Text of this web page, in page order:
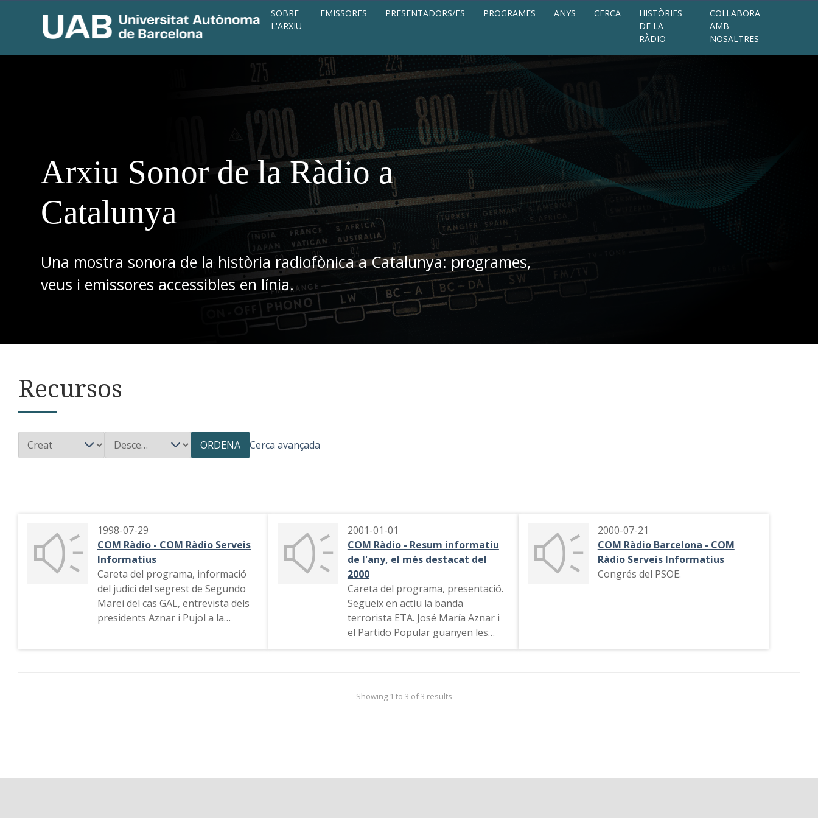
SOBRE
L'ARXIU
EMISSORES PRESENTADORS/ES PROGRAMES ANYS CERCA
HISTÒRIES
DE LA
RÀDIO
COL·LABORA
AMB
NOSALTRES
Arxiu Sonor de la Ràdio a
Catalunya
Una mostra sonora de la història radiofònica a Catalunya: programes,
veus i emissores accessibles en línia.
Recursos
ORDENA Cerca avançada
1998-07-29
COM Ràdio - COM Ràdio Serveis
Informatius
Careta del programa, informació
del judici del segrest de Segundo
Marei del cas GAL, entrevista dels
presidents Aznar i Pujol a la
creixement econòmic, accident a la
2001-01-01
COM Ràdio - Resum informatiu
de l'any, el més destacat del
2000
Careta del programa, presentació.
Segueix en actiu la banda
terrorista ETA. José María Aznar i
el Partido Popular guanyen les
eleccions generals per majoria
Linares.
2000-07-21
COM Ràdio Barcelona - COM
Ràdio Serveis Informatius
Congrés del PSOE.
Showing 1 to 3 of 3 results